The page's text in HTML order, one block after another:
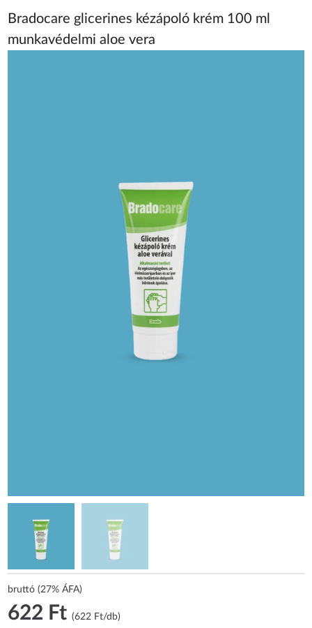
Bradocare glicerines kézápoló krém 100 ml
munkavédelmi aloe vera
bruttó (27% ÁFA)
622 Ft(622 Ft/db)